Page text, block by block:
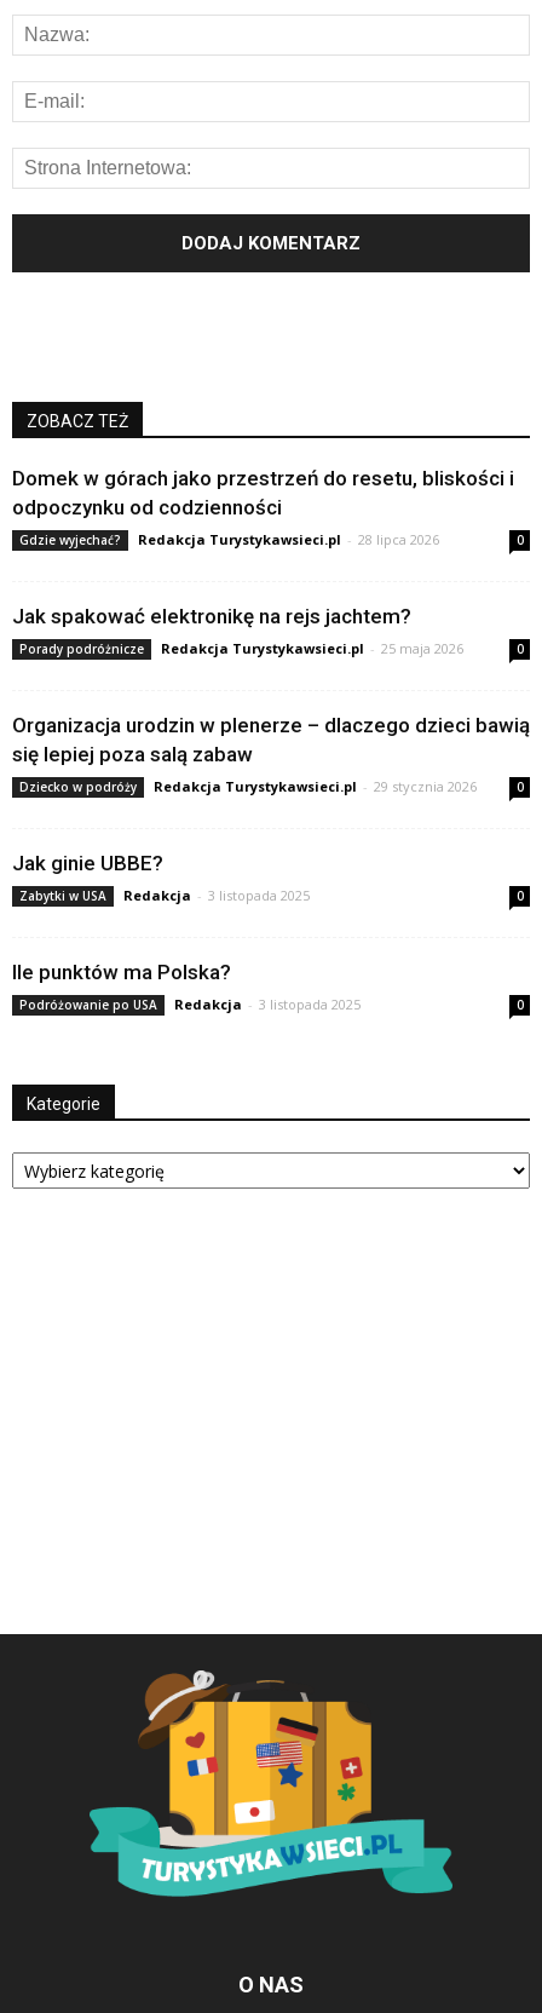
ZOBACZ TEŻ
Domek w górach jako przestrzeń do resetu, bliskości i
odpoczynku od codzienności
Gdzie wyjechać? Redakcja Turystykawsieci.pl - 28 lipca 2026 0
Jak spakować elektronikę na rejs jachtem?
Porady podróżnicze Redakcja Turystykawsieci.pl - 25 maja 2026 0
Organizacja urodzin w plenerze – dlaczego dzieci bawią
się lepiej poza salą zabaw
Dziecko w podróży Redakcja Turystykawsieci.pl - 29 stycznia 2026 0
Jak ginie UBBE?
Zabytki w USA Redakcja - 3 listopada 2025 0
Ile punktów ma Polska?
Podróżowanie po USA Redakcja - 3 listopada 2025 0
Kategorie
Kategorie
O NAS